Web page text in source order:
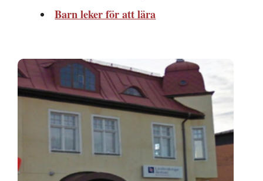
Barn leker för att lära